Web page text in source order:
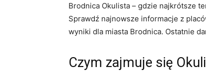
Brodnica Okulista – gdzie najkrótsze
Sprawdź najnowsze informacje z
wyniki dla miasta Brodnica. Ostatnie
Czym zajmuje się